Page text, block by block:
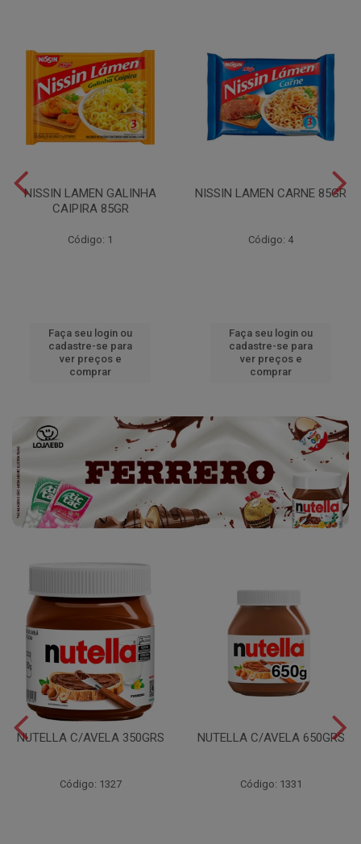
NISSIN LAMEN GALINHA
CAIPIRA 85GR
Código: 1
Faça seu login ou
cadastre-se para
ver preços e
comprar
NISSIN LAMEN CARNE 85GR
Código: 4
Faça seu login ou
cadastre-se para
ver preços e
comprar
NUTELLA C/AVELA 350GRS
Código: 1327
NUTELLA C/AVELA 650GRS
Código: 1331